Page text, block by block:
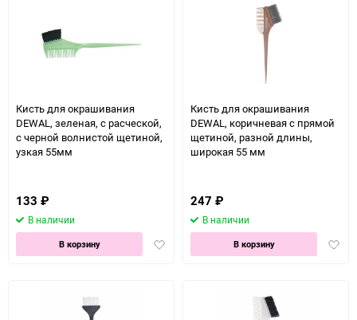
Кисть для окрашивания
DEWAL, зеленая, с расческой,
с черной волнистой щетиной,
узкая 55мм
133 ₽
В наличии
Добавить
В корзину
Кисть для окрашивания
DEWAL, коричневая с прямой
щетиной, разной длины,
широкая 55 мм
247 ₽
В наличии
В корзину